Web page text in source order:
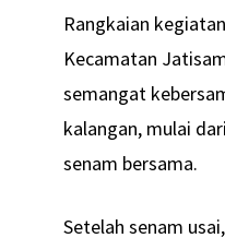
Rangkaian
Kecamatan
semangat
kalangan, mulai
senam bersama.
Setelah senam